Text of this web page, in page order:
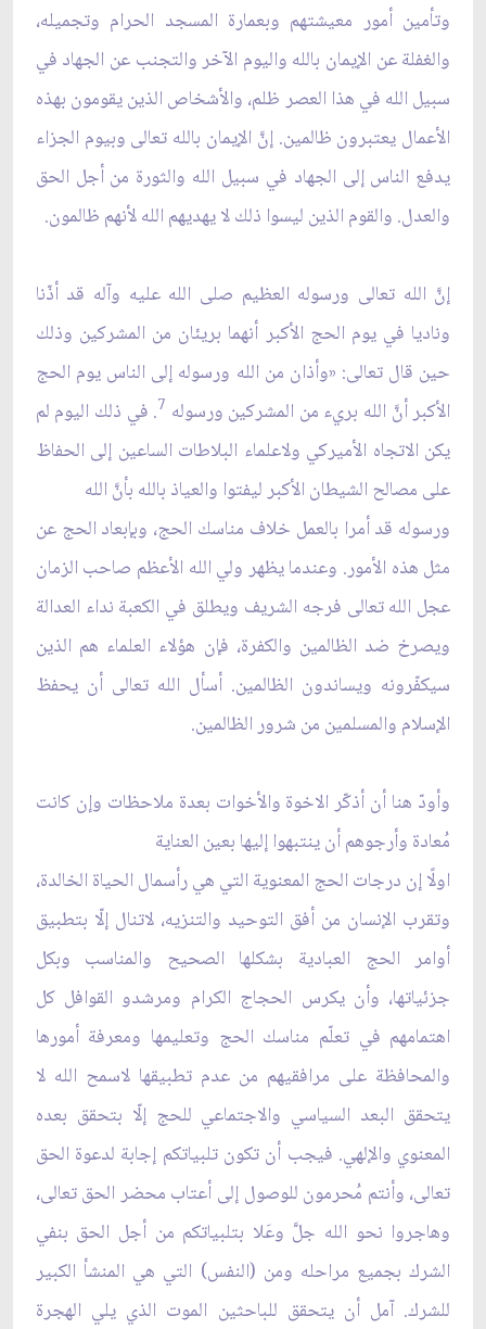
وتأمين أمور معيشتهم وبعمارة المسجد الحرام وتجميله،
والغفلة عن الإيمان بالله واليوم الآخر والتجنب عن الجهاد في
سبيل الله في هذا العصر ظلم، والأشخاص الذين يقومون بهذه
الأعمال يعتبرون ظالمين. إنَّ الإيمان بالله تعالى وبيوم الجزاء
يدفع الناس إلى الجهاد في سبيل الله والثورة من أجل الحق
والعدل. والقوم الذين ليسوا ذلك لا يهديهم الله لأنهم ظالمون.
إنَّ الله تعالى ورسوله العظيم صلى الله عليه وآله قد أذّنا
وناديا في يوم الحج الأكبر أنهما بريئان من المشركين وذلك
حين قال تعالى: «وأذان من الله ورسوله إلى الناس يوم الحج
الأكبر أنَّ الله بري‏ء من المشركين ورسوله 7. في ذلك اليوم لم
يكن الاتجاه الأميركي ولاعلماء البلاطات الساعين إلى الحفاظ
على مصالح الشيطان الأكبر ليفتوا والعياذ بالله بأنَّ الله‏
ورسوله قد أمرا بالعمل خلاف مناسك الحج، وبإبعاد الحج عن
مثل هذه الأمور. وعندما يظهر ولي الله الأعظم صاحب الزمان
عجل الله تعالى فرجه الشريف ويطلق في الكعبة نداء العدالة
ويصرخ ضد الظالمين والكفرة، فإن هؤلاء العلماء هم الذين
سيكفّرونه ويساندون الظالمين. أسأل الله تعالى أن يحفظ
الإسلام والمسلمين من شرور الظالمين.
وأودّ هنا أن أذكّر الاخوة والأخوات بعدة ملاحظات وإن كانت
مُعادة وأرجوهم أن ينتبهوا إليها بعين العناية
اولًا إن درجات الحج المعنوية التي هي رأسمال الحياة الخالدة،
وتقرب الإنسان من أفق التوحيد والتنزيه، لاتنال إلّا بتطبيق
أوامر الحج العبادية بشكلها الصحيح والمناسب وبكل
جزئياتها، وأن يكرس الحجاج الكرام ومرشدو القوافل كل
اهتمامهم في تعلّم مناسك الحج وتعليمها ومعرفة أمورها
والمحافظة على مرافقيهم من عدم تطبيقها لاسمح الله لا
يتحقق البعد السياسي والاجتماعي للحج إلّا بتحقق بعده
المعنوي والإلهي. فيجب أن تكون تلبياتكم إجابة لدعوة الحق
تعالى، وأنتم مُحرمون للوصول إلى أعتاب محضر الحق تعالى،
وهاجروا نحو الله جلَّ وعَلا بتلبياتكم من أجل الحق بنفي
الشرك بجميع مراحله ومن (النفس) التي هي المنشأ الكبير
للشرك. آمل أن يتحقق للباحثين الموت الذي يلي الهجرة